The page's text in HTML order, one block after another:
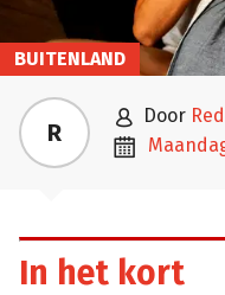
BUITENLAND
R  door

In het kort